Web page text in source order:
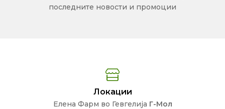
последните новости и промоции
Локации
Елена Фарм во Гевгелија Г-Мол